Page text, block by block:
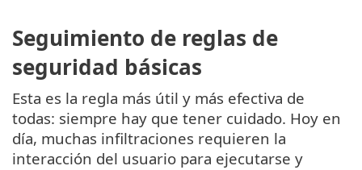
Seguimiento de reglas de
seguridad básicas
Esta es la regla más útil y más efectiva de
todas: siempre hay que tener cuidado. Hoy en
día, muchas infiltraciones requieren la
interacción del usuario para ejecutarse y